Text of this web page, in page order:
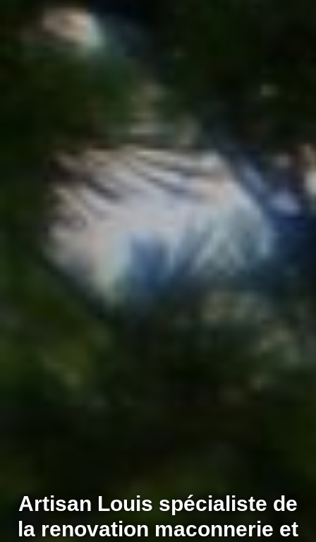
Artisan Louis spécialiste de
la renovation maconnerie et